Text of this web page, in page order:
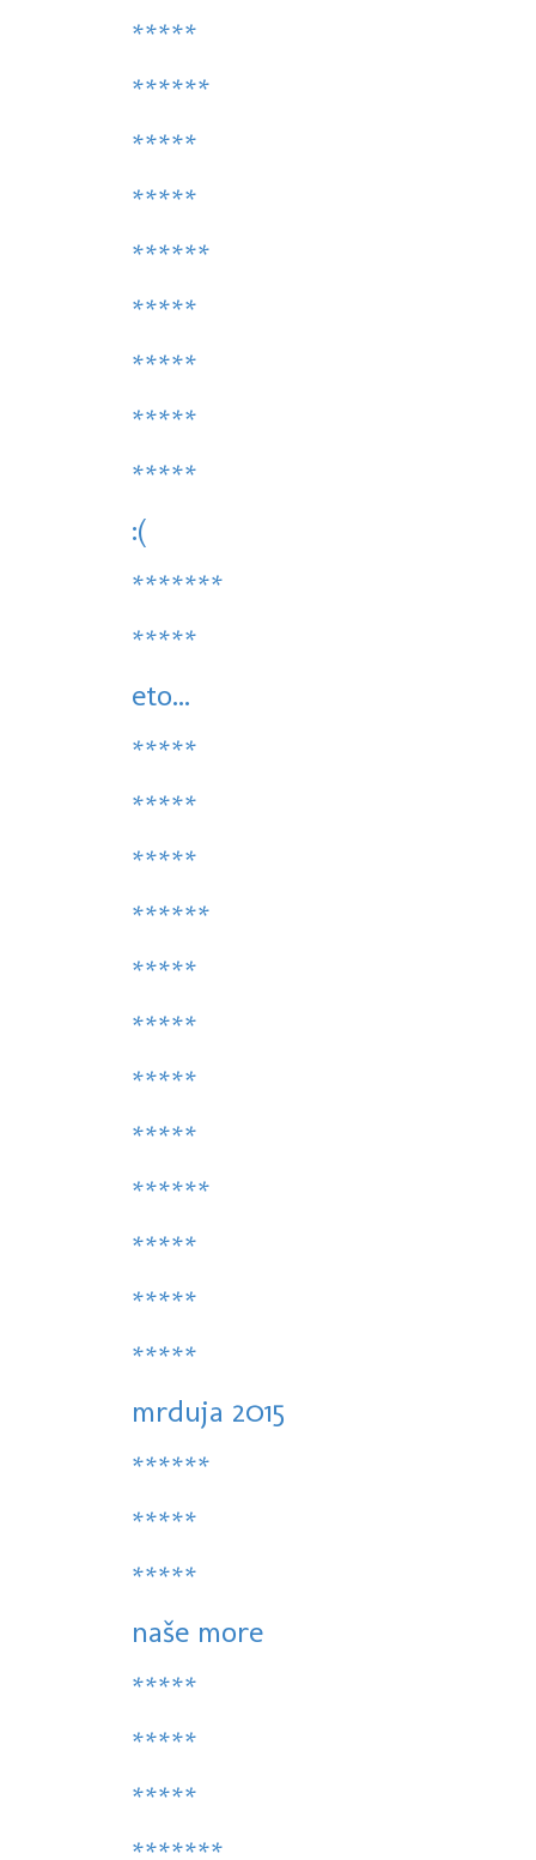
*****
******
*****
*****
******
*****
*****
*****
*****
:(
*******
*****
eto...
*****
*****
*****
******
*****
*****
*****
*****
******
*****
*****
*****
mrduja 2015
******
*****
*****
naše more
*****
*****
*****
*******